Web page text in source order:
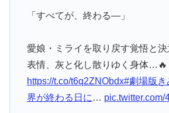
「すべてが、終わる—」
愛娘・ミライを取り戻す覚悟と
表情、灰と化し散りゆく身体…🔥
https://t.co/t6q2ZNObdx#劇場版き
界が終わる日に … pic.twitter.com/